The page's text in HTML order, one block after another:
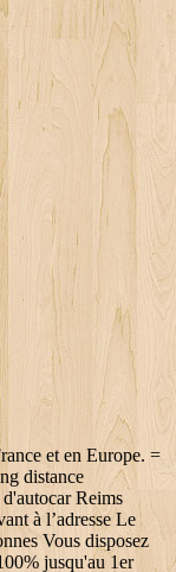
agree to our policy on cookies usage. BlaBlaCar is using cookies to deliver a better service. La bonne nouvelle pour vous, c'est que vous allez pouvoir trouver des billets de bus pas chers entre,Pour l'escale, les arrêts se font principalement à Paris, Luxembourg, Metz, Nancy, Lille. 24 heures avant la date du départ. Au départ de Reims, la meilleure alternative pour vous est sûrement le bus. Le trajet en car entre Reims et Amsterdam dure en moyenne 14h04, et est desservi par les compagnies Eurolines et FlixBus.Tarifs et disponibilités des Vous avez rencontré un bug ? Pour un trajet de,Informations pratiques : La compagnie propose aussi des cartes cadeaux d’une valeur de 10, 25 ou 50€ à offrir aux proches ou à la famille.Nous utilisons votre adresse uniquement pour recueillir votre avis. Partez en toute confiance, même au dernier moment ! BlaBlaCar Reims Amsterdam Avec plus de 20 millions de membres en Europe et plus